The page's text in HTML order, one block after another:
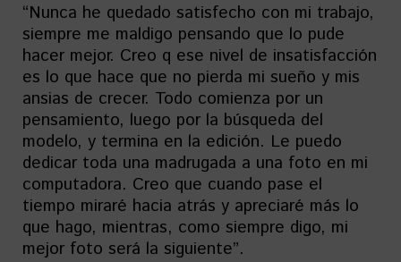
“Nunca he quedado satisfecho con mi trabajo,
siempre me maldigo pensando que lo pude
hacer mejor. Creo q ese nivel de insatisfacción
es lo que hace que no pierda mi sueño y mis
ansias de crecer. Todo comienza por un
pensamiento, luego por la búsqueda del
modelo, y termina en la edición. Le puedo
dedicar toda una madrugada a una foto en mi
computadora. Creo que cuando pase el
tiempo miraré hacia atrás y apreciaré más lo
que hago, mientras, como siempre digo, mi
mejor foto será la siguiente”.